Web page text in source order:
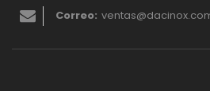
Correo: